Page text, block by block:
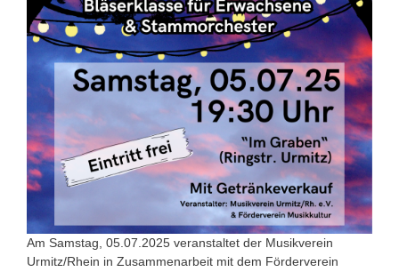
Am Samstag, 05.07.2025 veranstaltet der Musikverein
Urmitz/Rhein in Zusammenarbeit mit dem Förderverein